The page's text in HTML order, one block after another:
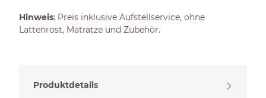
Hinweis: Preis inklusive Aufstellservice, ohne
Lattenrost, Matratze und Zubehör.
Produktdetails